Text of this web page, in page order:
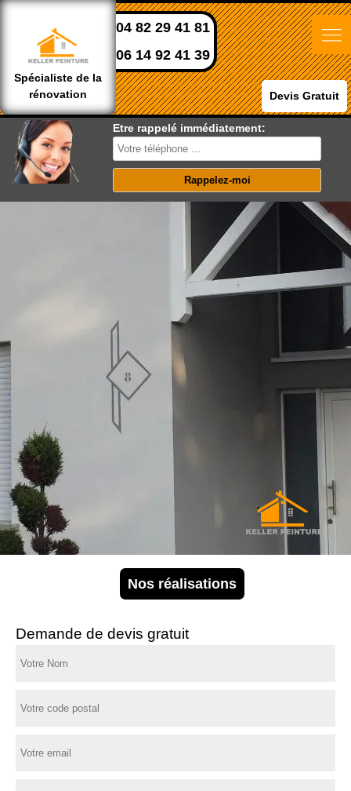
Spécialiste de la
rénovation
04 82 29 41 81
06 14 92 41 39
Devis Gratuit
Etre rappelé immédiatement:
Nos réalisations
Demande de devis gratuit